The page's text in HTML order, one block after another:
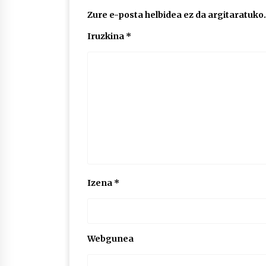
Zure e-posta helbidea ez da argitaratuko.
Iruzkina *
Izena *
Webgunea